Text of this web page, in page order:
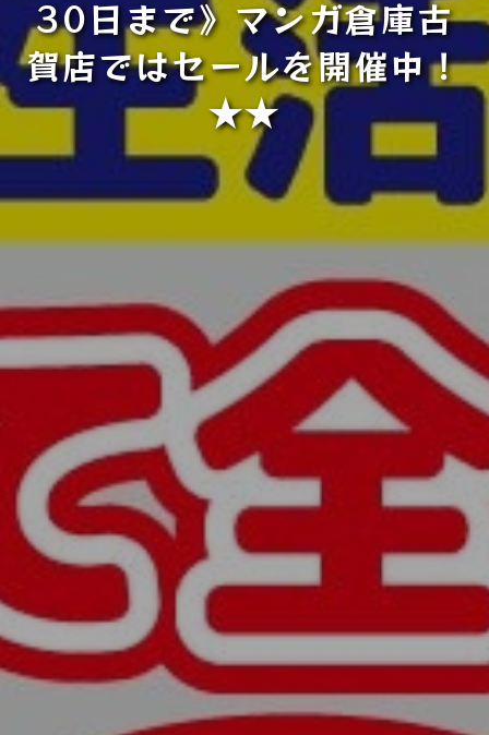
30日まで》マンガ倉庫古
賀店ではセールを開催中！
★★